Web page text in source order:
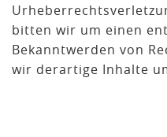
bitten wir um einen
Bekanntwerden von
wir derartige Inhalte